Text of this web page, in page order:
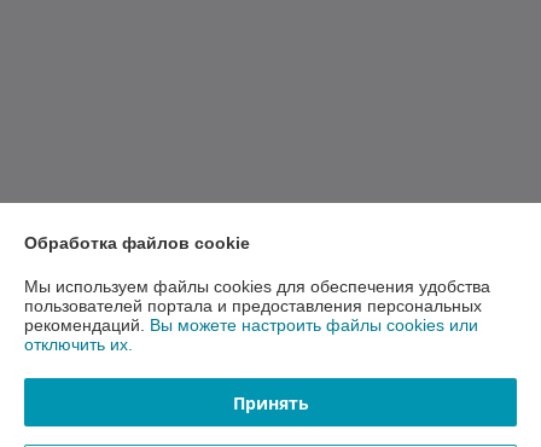
Обработка файлов cookie
Мы используем файлы cookies для обеспечения удобства
пользователей портала и предоставления персональных
рекомендаций. Вы можете настроить файлы cookies или
отключить их.
Принять